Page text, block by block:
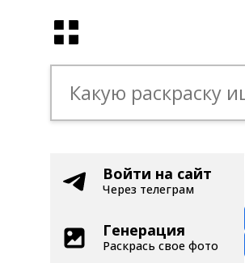
Войти на сайт
Через телеграм
Генерация
Раскрась свое фото